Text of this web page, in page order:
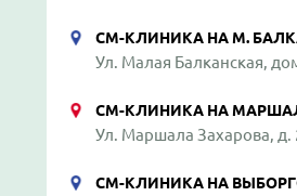
СМ-КЛИНИКА НА М.
Ул. Малая Балканская,
СМ-КЛИНИКА НА
Ул. Маршала Захарова, д.
СМ-КЛИНИКА НА